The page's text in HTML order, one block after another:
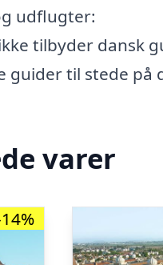
udflugter:
tilbyder dansk
guider til stede på
varer